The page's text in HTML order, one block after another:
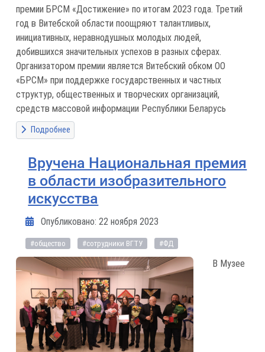
премии БРСМ «Достижение» по итогам 2023 года. Третий
год в Витебской области поощряют талантливых,
инициативных, неравнодушных молодых людей,
добившихся значительных успехов в разных сферах.
Организатором премии является Витебский обком ОО
«БРСМ» при поддержке государственных и частных
структур, общественных и творческих организаций,
средств массовой информации Республики Беларусь
Подробнее
Вручена Национальная премия
в области изобразительного
искусства
Информация о материале
Опубликовано: 22 ноября 2023
#общество #сотрудники ВГТУ #ФД
В Музее